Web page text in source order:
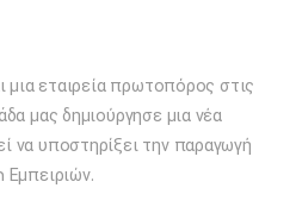
εταιρεία πρωτοπόρος στις
μας δημιούργησε μια νέα
να υποστηρίξει την παραγωγή